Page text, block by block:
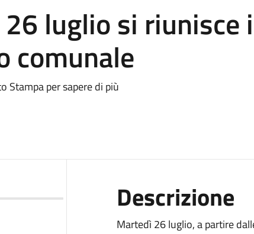
luglio si riunisce
comunale
Stampa per sapere di più
Descrizione
Martedì 26 luglio, a partire